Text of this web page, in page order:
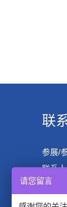
联
参展/
联系
电 话
邮 箱
请您留言